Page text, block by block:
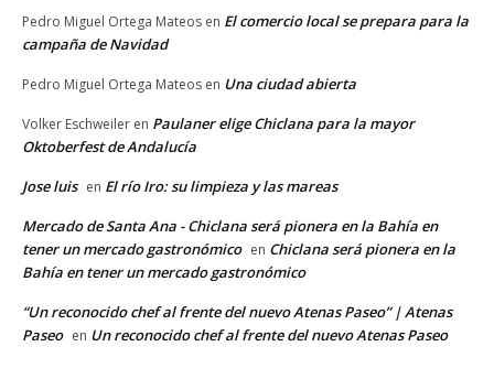
Pedro Miguel Ortega Mateos en El comercio local se prepara para la
campaña de Navidad
Pedro Miguel Ortega Mateos en Una ciudad abierta
Volker Eschweiler en Paulaner elige Chiclana para la mayor
Oktoberfest de Andalucía
Jose luis en El río Iro: su limpieza y las mareas
Mercado de Santa Ana - Chiclana será pionera en la Bahía en
tener un mercado gastronómico en Chiclana será pionera en la
Bahía en tener un mercado gastronómico
“Un reconocido chef al frente del nuevo Atenas Paseo” | Atenas
Paseo en Un reconocido chef al frente del nuevo Atenas Paseo